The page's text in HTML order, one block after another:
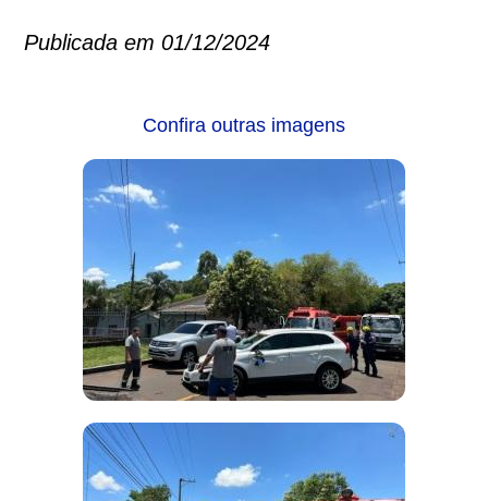
Publicada em 01/12/2024
Confira outras imagens